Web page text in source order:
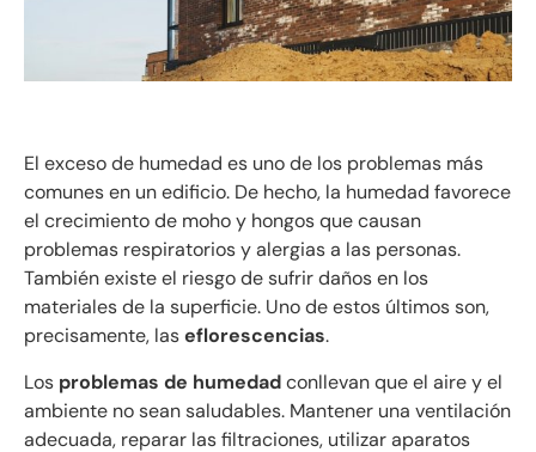
El exceso de humedad es uno de los problemas más
comunes en un edificio. De hecho, la humedad favorece
el crecimiento de moho y hongos que causan
problemas respiratorios y alergias a las personas.
También existe el riesgo de sufrir daños en los
materiales de la superficie. Uno de estos últimos son,
precisamente, laseflorescencias.
Los problemas de humedadconllevan que el aire y el
ambiente no sean saludables. Mantener una ventilación
adecuada, reparar las filtraciones, utilizar aparatos